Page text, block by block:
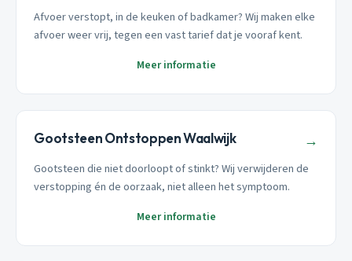
Afvoer verstopt, in de keuken of badkamer? Wij maken elke
afvoer weer vrij, tegen een vast tarief dat je vooraf kent.
Meer informatie
Gootsteen Ontstoppen Waalwijk →
Gootsteen die niet doorloopt of stinkt? Wij verwijderen de
verstopping én de oorzaak, niet alleen het symptoom.
Meer informatie